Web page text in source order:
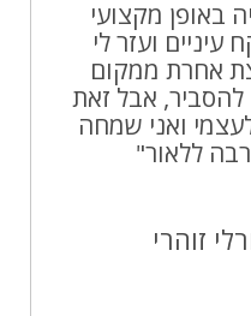
באופן מקצועי
ועזר לי
אחרת ממקום
להסביר, אבל זאת
ואני שמחה
ללאור"
זוהרי